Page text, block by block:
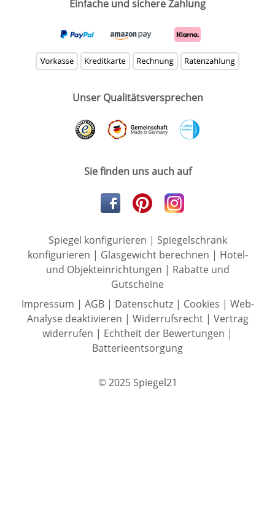
Einfache und sichere Zahlung
Unser Qualitätsversprechen
Sie finden uns auch auf
Spiegel konfigurieren | Spiegelschrank
konfigurieren | Glasgewicht berechnen | Hotel-
und Objekteinrichtungen | Rabatte und
Gutscheine
Impressum | AGB| Datenschutz| Cookies | Web-
Analyse deaktivieren | Widerrufsrecht| Vertrag
widerrufen | Echtheit der Bewertungen |
Batterieentsorgung
© 2025 Spiegel21